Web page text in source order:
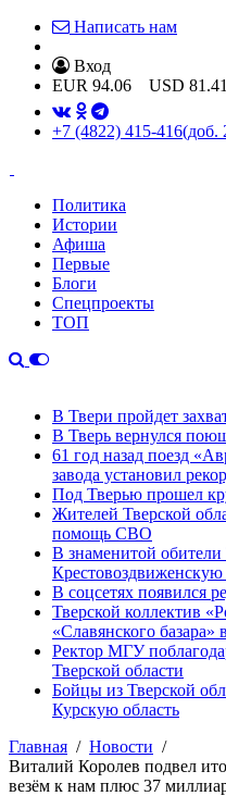
Написать нам
Вход
EUR 94.06 USD 81.41
+7 (4822) 415-416(доб.
Политика
Истории
Афиша
Первые
Блоги
Спецпроекты
ТОП
В Твери пройдет
В Тверь вернулся
61 год назад поезд
завода установил
Под Тверью прошел
Жителей Тверской
помощь СВО
В знаменитой обители
Крестовоздвиженскую
В соцсетях появился
Тверской коллектив
«Славянского базара»
Ректор МГУ
Тверской области
Бойцы из Тверской
Курскую область
Главная
Новости
Виталий Королев подвел
везём к нам плюс 37